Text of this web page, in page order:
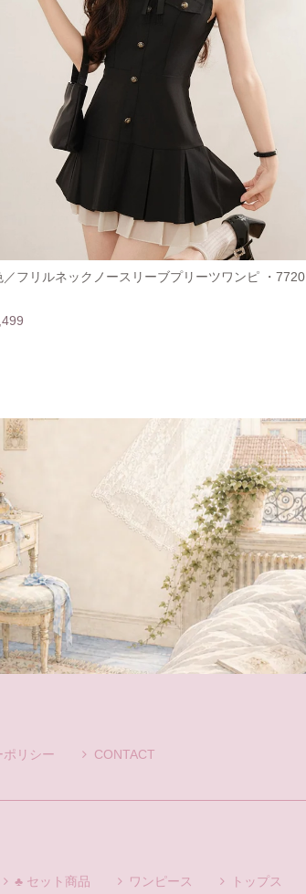
／フリルネックノースリーブプリーツワンピ ・7720
ポリシー CONTACT
♣ セット商品 ワンピース トップス